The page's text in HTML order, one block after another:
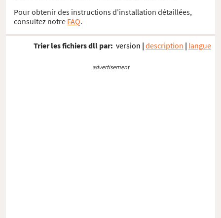
Pour obtenir des instructions d'installation détaillées,
consultez notre FAQ.
Trier les fichiers dll par: version | description | langue
advertisement